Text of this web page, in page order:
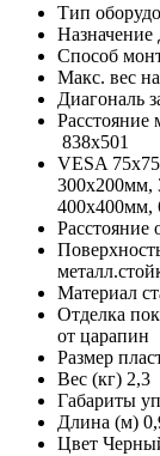
Тип
Назначение
Способ
Макс. вес
Диагональ
838x501
VESA
300x200мм,
400x400мм,
Расстояние
Материал
Отделка
от царапин
Размер
Вес (кг) 2,3
Габариты
Длина (м)
Цвет